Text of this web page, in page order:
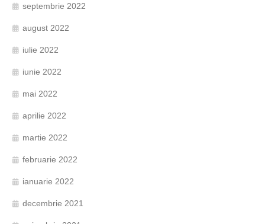
septembrie 2022
august 2022
iulie 2022
iunie 2022
mai 2022
aprilie 2022
martie 2022
februarie 2022
ianuarie 2022
decembrie 2021